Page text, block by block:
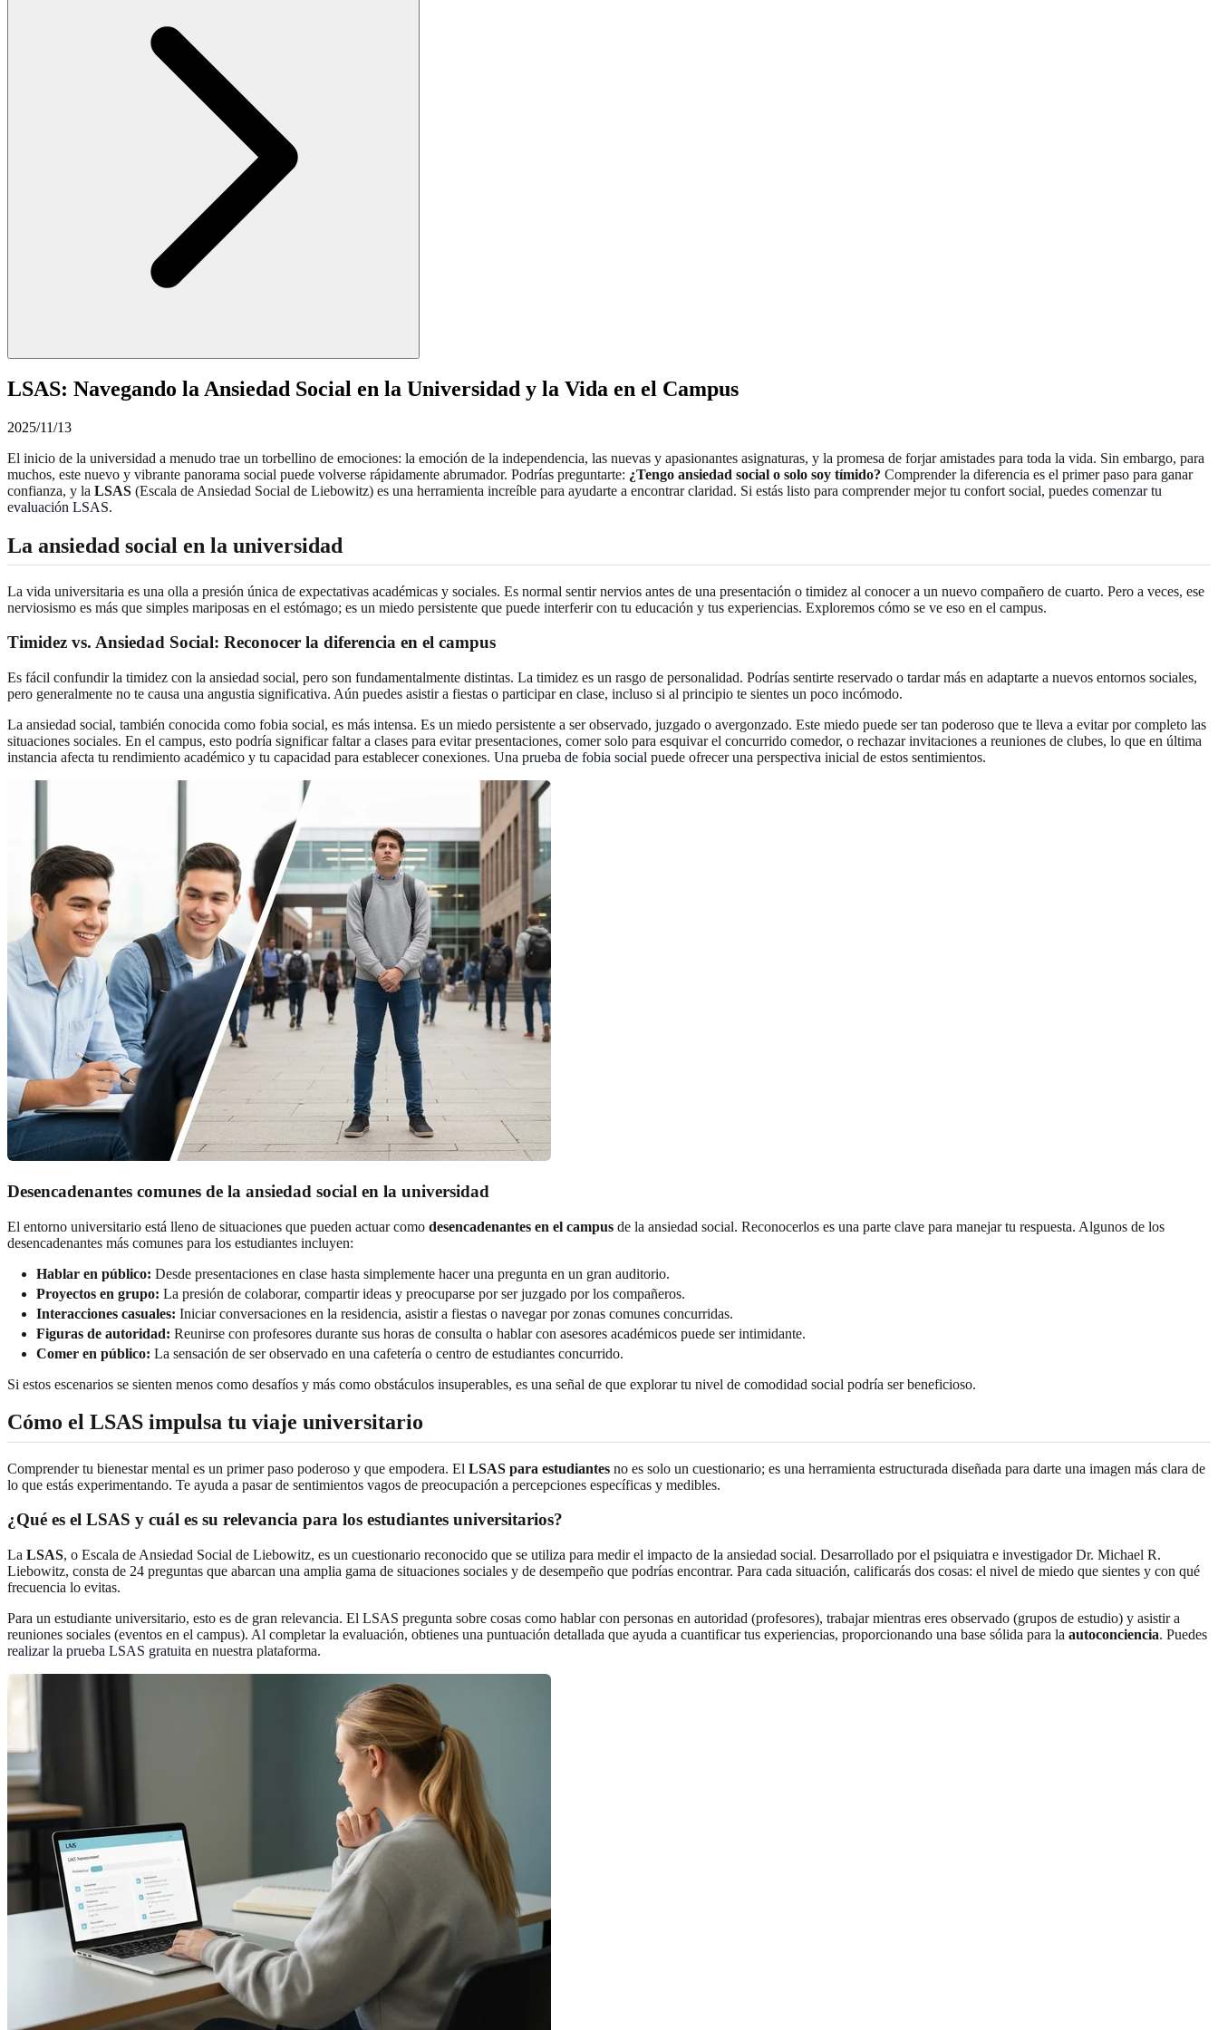
LSAS: Navegando la Ansiedad Social en la Universidad y la Vida en el Campus
2025/11/13
El inicio de la universidad a menudo trae un torbellino de emociones: la emoción de la independencia, las nuevas y apasionantes asignaturas, y la promesa de forjar amistades para toda la vida. Sin embargo, para
muchos, este nuevo y vibrante panorama social puede volverse rápidamente abrumador. Podrías preguntarte: ¿Tengo ansiedad social o solo soy tímido? Comprender la diferencia es el primer paso para ganar
confianza, y la LSAS (Escala de Ansiedad Social de Liebowitz) es una herramienta increíble para ayudarte a encontrar claridad. Si estás listo para comprender mejor tu confort social, puedes comenzar tu
evaluación LSAS.
La ansiedad social en la universidad
La vida universitaria es una olla a presión única de expectativas académicas y sociales. Es normal sentir nervios antes de una presentación o timidez al conocer a un nuevo compañero de cuarto. Pero a veces, ese
nerviosismo es más que simples mariposas en el estómago; es un miedo persistente que puede interferir con tu educación y tus experiencias. Exploremos cómo se ve eso en el campus.
Timidez vs. Ansiedad Social: Reconocer la diferencia en el campus
Es fácil confundir la timidez con la ansiedad social, pero son fundamentalmente distintas. La timidez es un rasgo de personalidad. Podrías sentirte reservado o tardar más en adaptarte a nuevos entornos sociales,
pero generalmente no te causa una angustia significativa. Aún puedes asistir a fiestas o participar en clase, incluso si al principio te sientes un poco incómodo.
La ansiedad social, también conocida como fobia social, es más intensa. Es un miedo persistente a ser observado, juzgado o avergonzado. Este miedo puede ser tan poderoso que te lleva a evitar por completo las
situaciones sociales. En el campus, esto podría significar faltar a clases para evitar presentaciones, comer solo para esquivar el concurrido comedor, o rechazar invitaciones a reuniones de clubes, lo que en última
instancia afecta tu rendimiento académico y tu capacidad para establecer conexiones. Una prueba de fobia social puede ofrecer una perspectiva inicial de estos sentimientos.
Desencadenantes comunes de la ansiedad social en la universidad
El entorno universitario está lleno de situaciones que pueden actuar como desencadenantes en el campus de la ansiedad social. Reconocerlos es una parte clave para manejar tu respuesta. Algunos de los
desencadenantes más comunes para los estudiantes incluyen:
Hablar en público: Desde presentaciones en clase hasta simplemente hacer una pregunta en un gran auditorio.
Proyectos en grupo: La presión de colaborar, compartir ideas y preocuparse por ser juzgado por los compañeros.
Interacciones casuales: Iniciar conversaciones en la residencia, asistir a fiestas o navegar por zonas comunes concurridas.
Figuras de autoridad: Reunirse con profesores durante sus horas de consulta o hablar con asesores académicos puede ser intimidante.
Comer en público: La sensación de ser observado en una cafetería o centro de estudiantes concurrido.
Si estos escenarios se sienten menos como desafíos y más como obstáculos insuperables, es una señal de que explorar tu nivel de comodidad social podría ser beneficioso.
Cómo el LSAS impulsa tu viaje universitario
Comprender tu bienestar mental es un primer paso poderoso y que empodera. El LSAS para estudiantes no es solo un cuestionario; es una herramienta estructurada diseñada para darte una imagen más clara de
lo que estás experimentando. Te ayuda a pasar de sentimientos vagos de preocupación a percepciones específicas y medibles.
¿Qué es el LSAS y cuál es su relevancia para los estudiantes universitarios?
La LSAS, o Escala de Ansiedad Social de Liebowitz, es un cuestionario reconocido que se utiliza para medir el impacto de la ansiedad social. Desarrollado por el psiquiatra e investigador Dr. Michael R.
Liebowitz, consta de 24 preguntas que abarcan una amplia gama de situaciones sociales y de desempeño que podrías encontrar. Para cada situación, calificarás dos cosas: el nivel de miedo que sientes y con qué
frecuencia lo evitas.
Para un estudiante universitario, esto es de gran relevancia. El LSAS pregunta sobre cosas como hablar con personas en autoridad (profesores), trabajar mientras eres observado (grupos de estudio) y asistir a
reuniones sociales (eventos en el campus). Al completar la evaluación, obtienes una puntuación detallada que ayuda a cuantificar tus experiencias, proporcionando una base sólida para la autoconciencia. Puedes
realizar la prueba LSAS gratuita en nuestra plataforma.